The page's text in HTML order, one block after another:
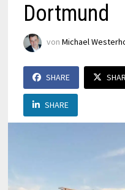
Dortmund
von Michael
SHARE
SHARE